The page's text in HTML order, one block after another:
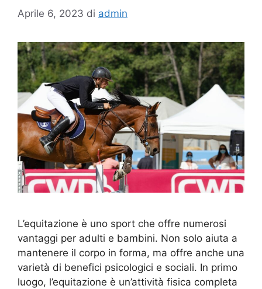
Aprile 6, 2023 di admin
L’equitazione è uno sport che offre numerosi
vantaggi per adulti e bambini. Non solo aiuta a
mantenere il corpo in forma, ma offre anche una
varietà di benefici psicologici e sociali. In primo
luogo, l’equitazione è un’attività fisica completa